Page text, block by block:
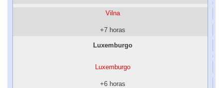
Vilna
+7 horas
Luxemburgo
Luxemburgo
+6 horas